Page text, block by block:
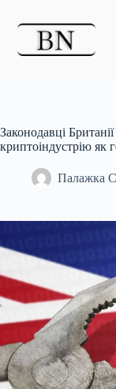
Законодавці
криптоіндустрію як
Палажка